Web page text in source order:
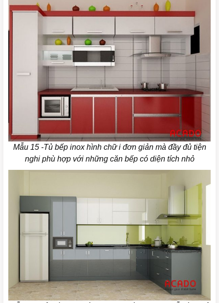
Mẫu 15 -Tủ bếp inox hình chữ i đơn giản mà đầy đủ tiện
nghi phù hợp với những căn bếp có diện tích nhỏ